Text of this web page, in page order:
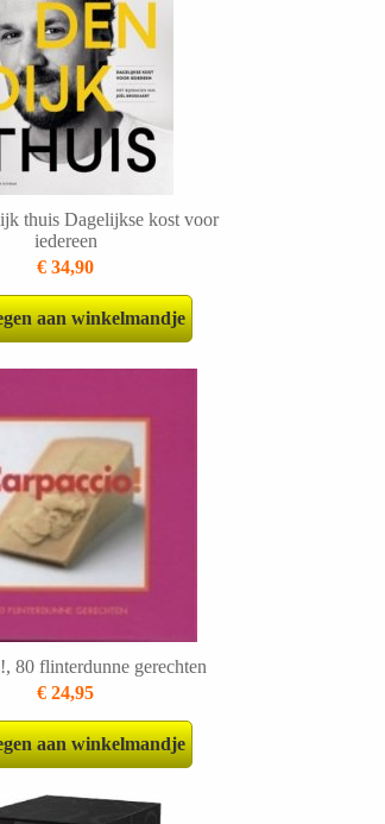
thuis Dagelijkse kost voor
iedereen
€ 34,90
aan winkelmandje
80 flinterdunne gerechten
€ 24,95
aan winkelmandje